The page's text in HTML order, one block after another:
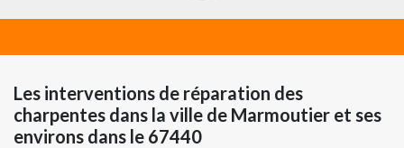
Les interventions de réparation des
charpentes dans la ville de Marmoutier et ses
environs dans le 67440